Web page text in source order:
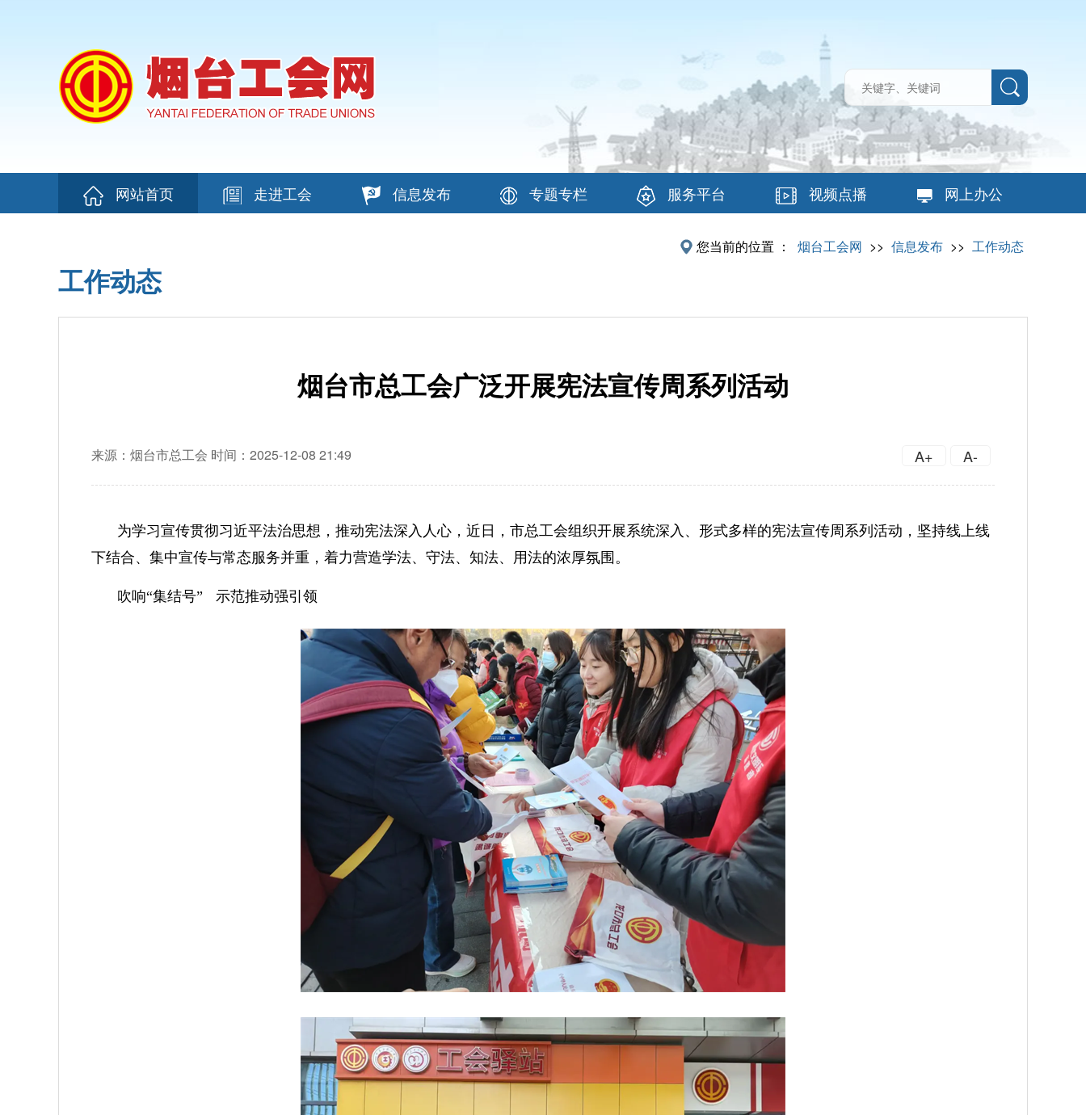
网站首页 走进工会 信息发布 专题专栏 服务平台 视频点播 网上办公
工作动态
您当前的位置 ： 烟台工会网 >> 信息发布 >> 工作动态
烟台市总工会广泛开展宪法宣传周系列活动
来源：烟台市总工会 时间：2025-12-08 21:49 A+ A-
为学习宣传贯彻习近平法治思想，推动宪法深入人心，近日，市总工会组织开展系统深入、形式多样的宪法宣传周系列活动，坚持线上线
下结合、集中宣传与常态服务并重，着力营造学法、守法、知法、用法的浓厚氛围。
吹响“集结号” 示范推动强引领